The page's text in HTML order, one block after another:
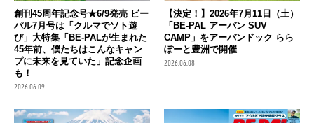
創刊45周年記念号★6/9発売 ビー
パル7月号は「クルマでソト遊
び」大特集「BE-PALが生まれた
45年前、僕たちはこんなキャン
プに未来を見ていた」記念企画
も！
2026.06.09
【決定！】2026年7月11日（土）
「BE-PAL アーバン SUV
CAMP」をアーバンドック らら
ぽーと豊洲で開催
2026.06.08